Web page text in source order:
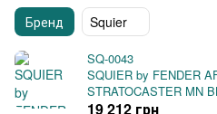
Бренд Squier
SQ-0043
SQUIER by FENDER
STRATOCASTER MN
19 212 грн